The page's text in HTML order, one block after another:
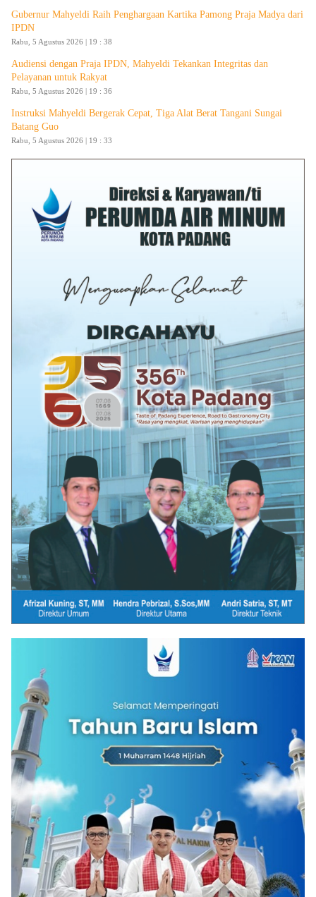
Gubernur Mahyeldi Raih Penghargaan Kartika Pamong Praja Madya dari
IPDN
Rabu, 5 Agustus 2026 | 19 : 38
Audiensi dengan Praja IPDN, Mahyeldi Tekankan Integritas dan
Pelayanan untuk Rakyat
Rabu, 5 Agustus 2026 | 19 : 36
Instruksi Mahyeldi Bergerak Cepat, Tiga Alat Berat Tangani Sungai
Batang Guo
Rabu, 5 Agustus 2026 | 19 : 33